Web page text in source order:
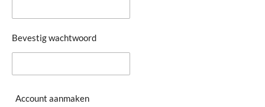
Bevestig wachtwoord
Account aanmaken